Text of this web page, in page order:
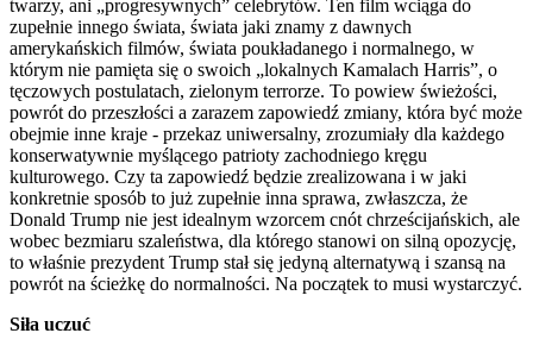
twarzy, ani „progresywnych” celebrytów. Ten film wciąga do
zupełnie innego świata, świata jaki znamy z dawnych
amerykańskich filmów, świata poukładanego i normalnego, w
którym nie pamięta się o swoich „lokalnych Kamalach Harris”, o
tęczowych postulatach, zielonym terrorze. To powiew świeżości,
powrót do przeszłości a zarazem zapowiedź zmiany, która być może
obejmie inne kraje - przekaz uniwersalny, zrozumiały dla każdego
konserwatywnie myślącego patrioty zachodniego kręgu
kulturowego. Czy ta zapowiedź będzie zrealizowana i w jaki
konkretnie sposób to już zupełnie inna sprawa, zwłaszcza, że
Donald Trump nie jest idealnym wzorcem cnót chrześcijańskich, ale
wobec bezmiaru szaleństwa, dla którego stanowi on silną opozycję,
to właśnie prezydent Trump stał się jedyną alternatywą i szansą na
powrót na ścieżkę do normalności. Na początek to musi wystarczyć.
Siła uczuć